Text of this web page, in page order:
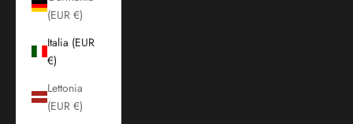
(EUR €)
Italia (EUR
€)
Lettonia
(EUR €)